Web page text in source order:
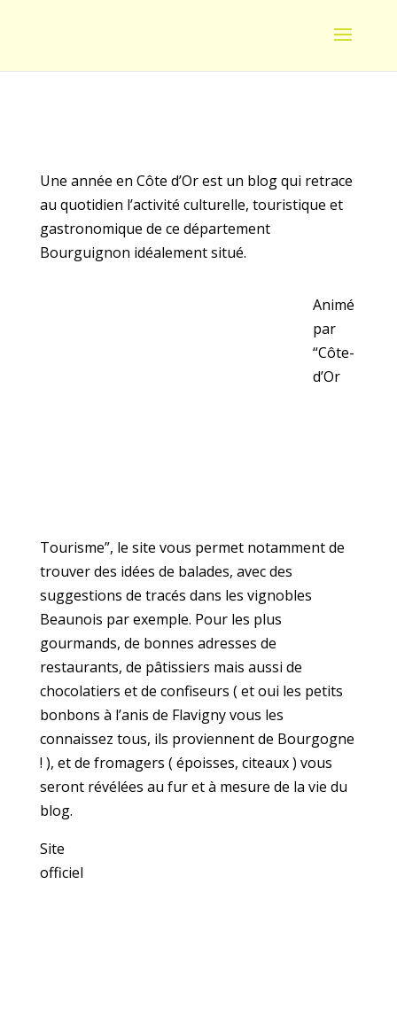
Une année en Côte d’Or est un blog qui retrace
au quotidien l’activité culturelle, touristique et
gastronomique de ce département
Bourguignon idéalement situé.
Animé
par
“Côte-
d’Or
Tourisme”, le site vous permet notamment de
trouver des idées de balades, avec des
suggestions de tracés dans les vignobles
Beaunois par exemple. Pour les plus
gourmands, de bonnes adresses de
restaurants, de pâtissiers mais aussi de
chocolatiers et de confiseurs ( et oui les petits
bonbons à l’anis de Flavigny vous les
connaissez tous, ils proviennent de Bourgogne
! ), et de fromagers ( époisses, citeaux ) vous
seront révélées au fur et à mesure de la vie du
blog.
Site
officiel